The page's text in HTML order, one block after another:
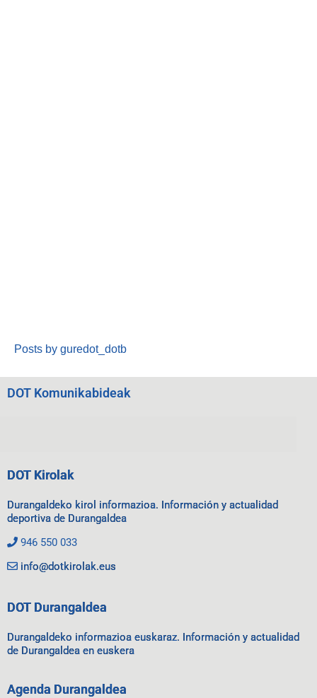
Posts by guredot_dotb
DOT Komunikabideak
DOT Kirolak
Durangaldeko kirol informazioa. Información y actualidad
deportiva de Durangaldea
946 550 033
info@dotkirolak.eus
DOT Durangaldea
Durangaldeko informazioa euskaraz. Información y actualidad
de Durangaldea en euskera
Agenda Durangaldea